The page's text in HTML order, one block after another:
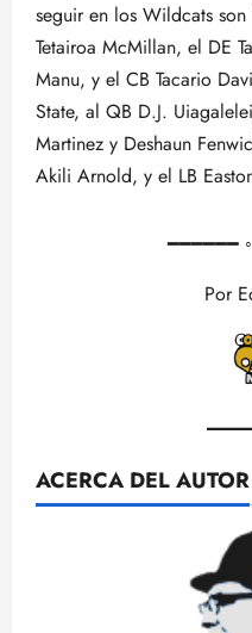
seguir en los Wildcats
Tetairoa McMillan, el DE
Manu, y el CB Tacario
State, al QB D.J.
Martinez y Deshaun
Akili Arnold, y el LB
━━━━━━
Por
ACERCA DEL AUTOR